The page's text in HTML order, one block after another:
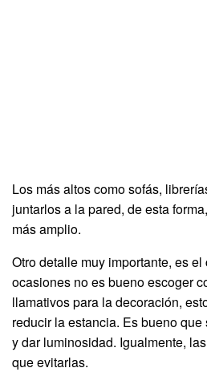
Los más altos como sofás,
juntarlos a la pared, de esta
más amplio.
Otro detalle muy importante, es
ocasiones no es bueno escoger
llamativos para la decoración,
reducir la estancia. Es bueno
y dar luminosidad. Igualmente,
que evitarlas.